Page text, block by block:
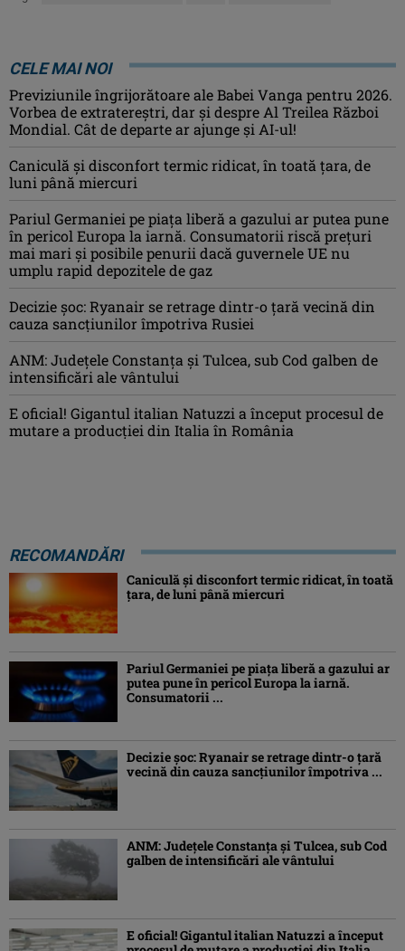
CELE MAI NOI
Previziunile îngrijorătoare ale Babei Vanga pentru 2026.
Vorbea de extratereștri, dar și despre Al Treilea Război
Mondial. Cât de departe ar ajunge și AI-ul!
Caniculă şi disconfort termic ridicat, în toată ţara, de
luni până miercuri
Pariul Germaniei pe piaţa liberă a gazului ar putea pune
în pericol Europa la iarnă. Consumatorii riscă preţuri
mai mari şi posibile penurii dacă guvernele UE nu
umplu rapid depozitele de gaz
Decizie șoc: Ryanair se retrage dintr-o țară vecină din
cauza sancțiunilor împotriva Rusiei
ANM: Judeţele Constanţa şi Tulcea, sub Cod galben de
intensificări ale vântului
E oficial! Gigantul italian Natuzzi a început procesul de
mutare a producției din Italia în România
RECOMANDĂRI
Caniculă şi disconfort termic ridicat, în toată
ţara, de luni până miercuri
Pariul Germaniei pe piaţa liberă a gazului ar
putea pune în pericol Europa la iarnă.
Consumatorii ...
Decizie șoc: Ryanair se retrage dintr-o țară
vecină din cauza sancțiunilor împotriva ...
ANM: Judeţele Constanţa şi Tulcea, sub Cod
galben de intensificări ale vântului
E oficial! Gigantul italian Natuzzi a început